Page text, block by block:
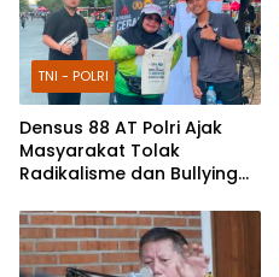
TNI - POLRI
Densus 88 AT Polri Ajak
Masyarakat Tolak
Radikalisme dan Bullying
di Car Free Day Makassar